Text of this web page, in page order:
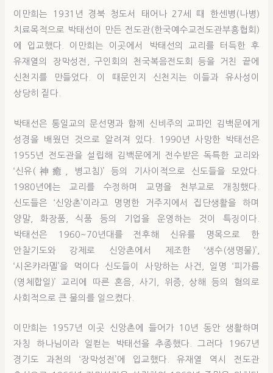
이만희는 1931년 경북 청도서 태어나 27세 때 한센병(나병)
치료목적으로 박태선이 만든 전도관(한국예수교전도관부흥협회)
에 입교했다. 이만희는 이곳에서 박태선의 교리를 터득한 후
유재열의 장막성전, 구인회의 천국복음전도회 등을 거친 끝에
신천지를 만들었다. 이 때문인지 신천지는 이들과 유사성이
상당히 짙다.
박태선은 통일교의 문선명과 함께 신비주의 교파인 김백문에게
성경을 배웠던 것으로 알려져 있다. 1990년 사망한 박태선은
1955년 전도관을 설립해 김백문에게 전수받은 독특한 교리와
‘신유(神癒, 병고침)’ 등의 기사이적으로 신도들을 모았다.
1980년에는 교리를 수정하며 교명을 천부교로 개칭했다.
신도들은 ‘신앙촌’이라고 명명한 거주지에서 집단생활을 하며
양말, 화장품, 식품 등의 기업을 운영하는 것이 특징이다.
박태선은 1960~70년대를 전후해 신유를 명목으로 한
안찰기도와 강제로 신앙촌에서 제조한 ‘생수(생명물)’,
‘시온캬라멜’을 먹이다 신도들이 사망하는 사건, 일명 ‘피가름
(영체합일)’ 교리에 따른 혼음, 사기, 위증, 상해 등의 혐의로
사회적으로 큰 물의를 일으켰다.
이만희는 1957년 이곳 신앙촌에 들어가 10년 동안 생활하며
자칭 하나님이라 일컫는 박태선을 추종했다. 그러다 1967년
경기도 과천의 ‘장막성전’에 입교했다. 유재열 역시 전도관